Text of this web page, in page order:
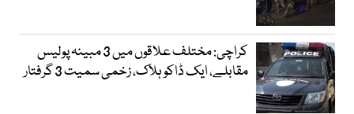
کراچی: مختلف علاقوں میں 3 مبینہ پولیس
مقابلے، ایک ڈاکو ہلاک، زخمی سمیت 3 گرفتار